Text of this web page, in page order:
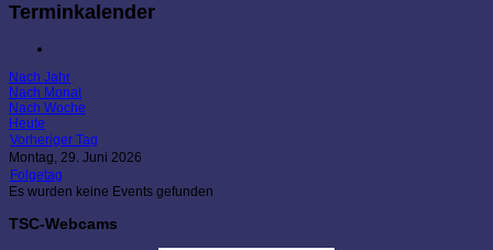
Terminkalender
Nach Jahr
Nach Monat
Nach Woche
Heute
Vorheriger Tag
Montag, 29. Juni 2026
Folgetag
Es wurden keine Events gefunden
TSC-Webcams